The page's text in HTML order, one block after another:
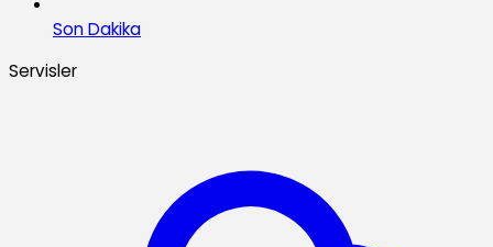
Son Dakika
Servisler